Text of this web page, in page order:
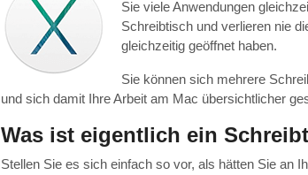
Sie viele Anwendungen
Schreibtisch und verlieren nie
gleichzeitig geöffnet haben.
Sie können sich mehrere
und sich damit Ihre Arbeit am Mac übersichtlicher
Was ist eigentlich ein
Stellen Sie es sich einfach so vor, als hätten Sie an